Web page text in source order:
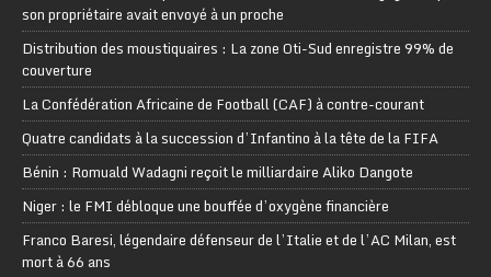
son propriétaire avait envoyé à un proche
Distribution des moustiquaires : La zone Oti-Sud enregistre 99% de
couverture
La Confédération Africaine de Football (CAF) à contre-courant
Quatre candidats à la succession d’Infantino à la tête de la FIFA
Bénin : Romuald Wadagni reçoit le milliardaire Aliko Dangote
Niger : le FMI débloque une bouffée d’oxygène financière
Franco Baresi, légendaire défenseur de l’Italie et de l’AC Milan, est
mort à 66 ans